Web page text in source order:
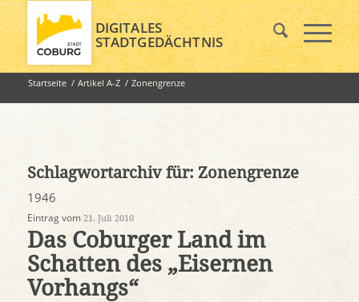
DIGITALES
STADTGEDÄCHTNIS
Startseite / Artikel A-Z / Zonengrenze
Schlagwortarchiv für: Zonengrenze
1946
Eintrag vom 21. Juli 2010
Das Coburger Land im
Schatten des „Eisernen
Vorhangs“